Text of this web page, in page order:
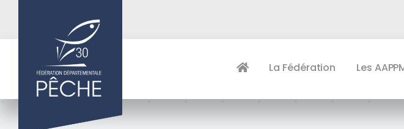
La Fédération Les